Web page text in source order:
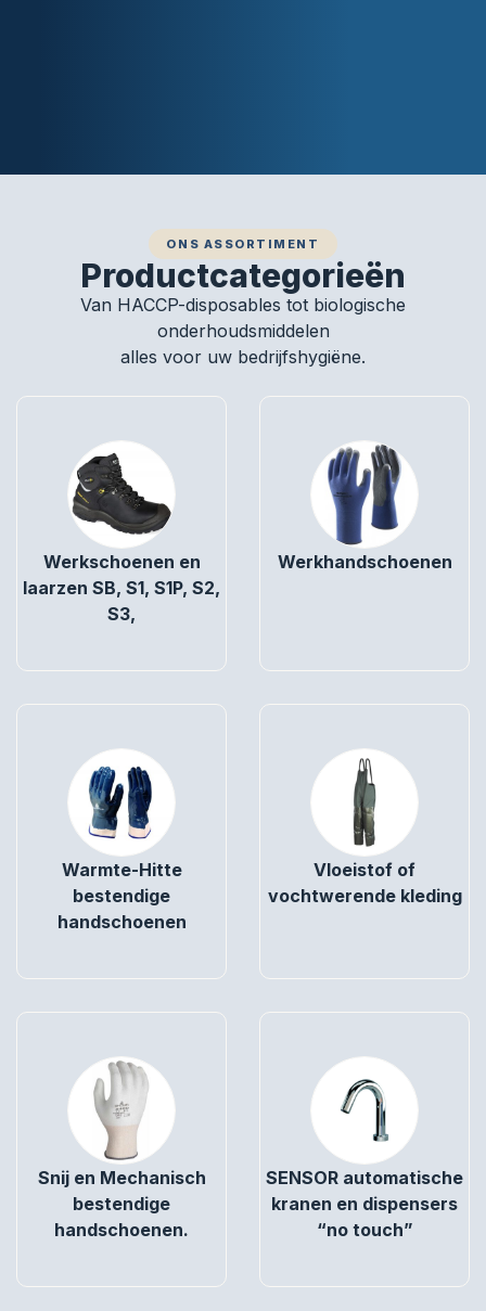
ONS ASSORTIMENT
Productcategorieën
Van HACCP-disposables tot biologische
onderhoudsmiddelen
alles voor uw bedrijfshygiëne.
Werkschoenen en
laarzen SB, S1, S1P, S2,
S3,
Werkhandschoenen
Warmte-Hitte
bestendige
handschoenen
Vloeistof of
vochtwerende kleding
Snij en Mechanisch
bestendige
handschoenen.
SENSOR automatische
kranen en dispensers
“no touch”